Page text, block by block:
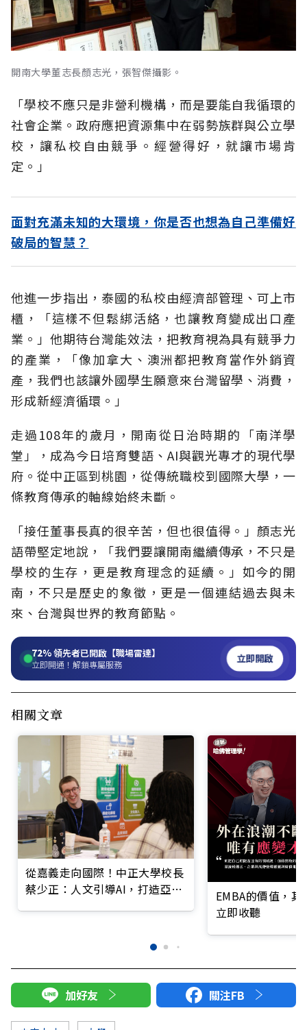
開南大學董志長顏志光，張智傑攝影。
「學校不應只是非營利機構，而是要能自我循環的
社會企業。政府應把資源集中在弱勢族群與公立學
校，讓私校自由競爭。經營得好，就讓市場肯
定。」
面對充滿未知的大環境，你是否也想為自己準備好
破局的智慧？
他進一步指出，泰國的私校由經濟部管理、可上市
櫃，「這樣不但鬆綁活絡，也讓教育變成出口產
業。」他期待台灣能效法，把教育視為具有競爭力
的產業，「像加拿大、澳洲都把教育當作外銷資
產，我們也該讓外國學生願意來台灣留學、消費，
形成新經濟循環。」
走過108年的歲月，開南從日治時期的「南洋學
堂」，成為今日培育雙語、AI與觀光專才的現代學
府。從中正區到桃園，從傳統職校到國際大學，一
條教育傳承的軸線始終未斷。
「接任董事長真的很辛苦，但也很值得。」顏志光
語帶堅定地說，「我們要讓開南繼續傳承，不只是
學校的生存，更是教育理念的延續。」如今的開
南，不只是歷史的象徵，更是一個連結過去與未
來、台灣與世界的教育節點。
72%領先者已開啟【職場雷達】
立即開通！解鎖專屬服務 立即開啟
相關文章
從嘉義走向國際！中正大學校長
蔡少正：人文引導AI，打造亞洲
EMBA的價值，
立即收聽
加好友 關注FB